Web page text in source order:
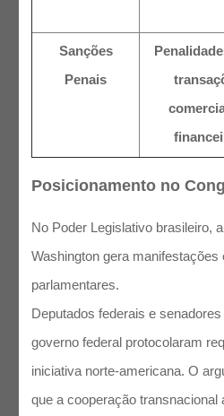
Sanções
Penais
Posicionamento no
No Poder Legislativo brasileiro,
Washington gera manifestações
parlamentares.
Deputados federais e
governo federal protocolaram
iniciativa norte-americana. O
que a cooperação